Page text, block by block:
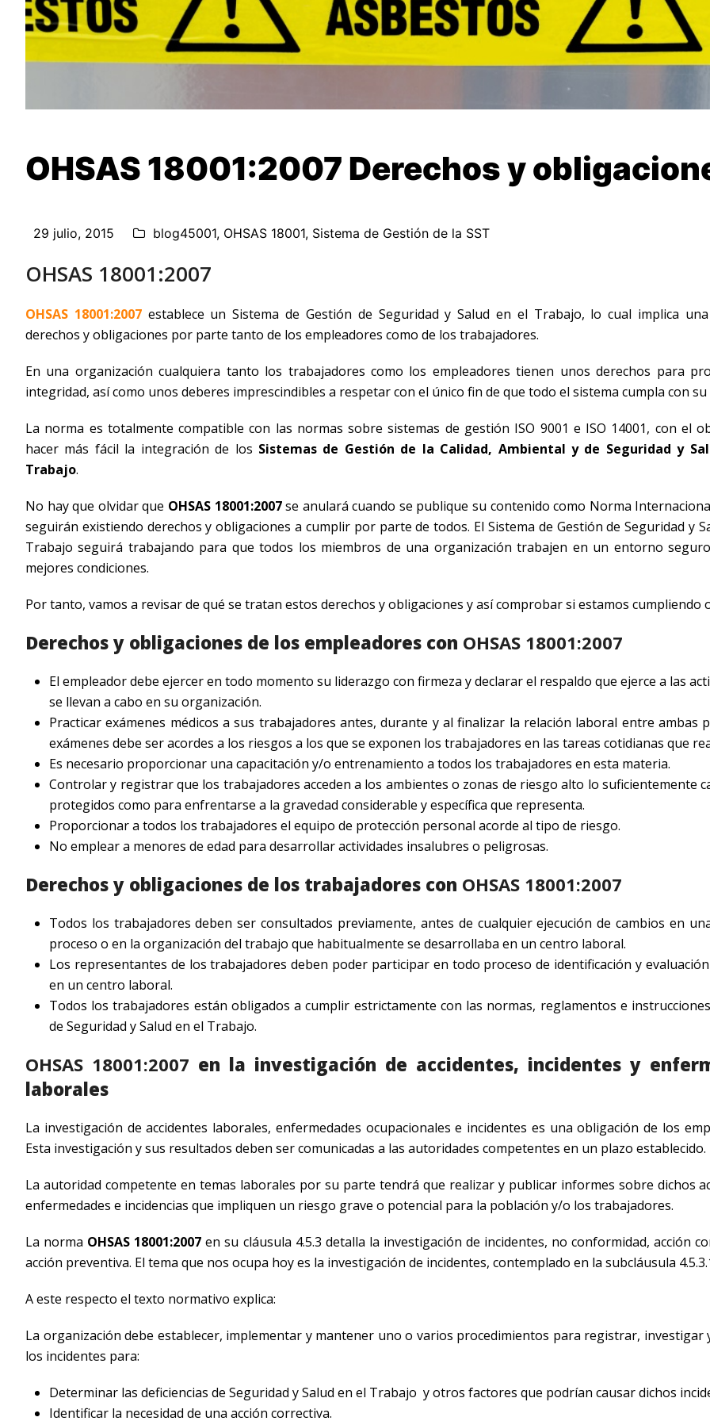
OHSAS 18001:2007 Derechos y
29 julio, 2015 blog45001, OHSAS 18001, Sistema de Gestión de la SST
OHSAS 18001:2007
OHSAS 18001:2007establece un Sistema de Gestión de Seguridad y Salud en el Trabajo, lo cual implica
derechos y obligaciones por parte tanto de los empleadores como de los trabajadores.
En una organización cualquiera tanto los trabajadores como los empleadores tienen unos derechos para
integridad, así como unos deberes imprescindibles a respetar con el único fin de que todo el sistema cumpla con
La norma es totalmente compatible con las normas sobre sistemas de gestión ISO 9001 e ISO 14001, con el
hacer más fácil la integración de los Sistemas de Gestión de la Calidad, Ambiental y de Seguridad y
Trabajo.
No hay que olvidar que OHSAS 18001:2007se anulará cuando se publique su contenido como Norma
seguirán existiendo derechos y obligaciones a cumplir por parte de todos. El Sistema de Gestión de Seguridad y
Trabajo seguirá trabajando para que todos los miembros de una organización trabajen en un entorno
mejores condiciones.
Por tanto, vamos a revisar de qué se tratan estos derechos y obligaciones y así comprobar si estamos cumpliendo
Derechos y obligaciones de los empleadores con OHSAS 18001:2007
El empleador debe ejercer en todo momento su liderazgo con firmeza y declarar el respaldo que ejerce a las
se llevan a cabo en su organización.
Practicar exámenes médicos a sus trabajadores antes, durante y al finalizar la relación laboral entre ambas
exámenes debe ser acordes a los riesgos a los que se exponen los trabajadores en las tareas cotidianas que
Es necesario proporcionar una capacitación y/o entrenamiento a todos los trabajadores en esta materia.
Controlar y registrar que los trabajadores acceden a los ambientes o zonas de riesgo alto lo suficientemente
protegidos como para enfrentarse a la gravedad considerable y específica que representa.
Proporcionar a todos los trabajadores el equipo de protección personal acorde al tipo de riesgo.
No emplear a menores de edad para desarrollar actividades insalubres o peligrosas.
Derechos y obligaciones de los trabajadores con OHSAS 18001:2007
Todos los trabajadores deben ser consultados previamente, antes de cualquier ejecución de cambios en
proceso o en la organización del trabajo que habitualmente se desarrollaba en un centro laboral.
Los representantes de los trabajadores deben poder participar en todo proceso de identificación y
en un centro laboral.
Todos los trabajadores están obligados a cumplir estrictamente con las normas, reglamentos e
de Seguridad y Salud en el Trabajo.
OHSAS 18001:2007 en la investigación de accidentes, incidentes y
laborales
La investigación de accidentes laborales, enfermedades ocupacionales e incidentes es una obligación de los
Esta investigación y sus resultados deben ser comunicadas a las autoridades competentes en un plazo establecido.
La autoridad competente en temas laborales por su parte tendrá que realizar y publicar informes sobre dichos
enfermedades e incidencias que impliquen un riesgo grave o potencial para la población y/o los trabajadores.
La norma OHSAS 18001:2007 en su cláusula 4.5.3 detalla la investigación de incidentes, no conformidad, acción
acción preventiva. El tema que nos ocupa hoy es la investigación de incidentes, contemplado en la subcláusula
A este respecto el texto normativo explica:
La organización debe establecer, implementar y mantener uno o varios procedimientos para registrar, investigar
los incidentes para:
Determinar las deficiencias de Seguridad y Salud en el Trabajo y otros factores que podrían causar dichos
Identificar la necesidad de una acción correctiva.